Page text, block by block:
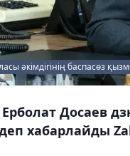
әкімдігінің баспасөз
Ерболат Досаев
хабарлайды